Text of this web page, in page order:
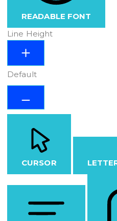
READABLE FONT
Line Height
Default
CURSOR